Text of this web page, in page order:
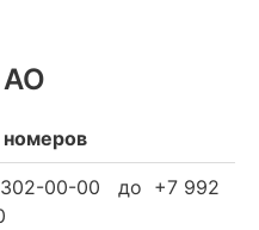
АО
00-00 до +7 992